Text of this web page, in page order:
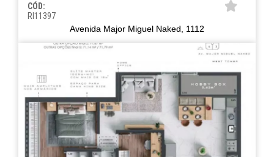
CÓD:
RI11397
Avenida Major Miguel Naked, 1112